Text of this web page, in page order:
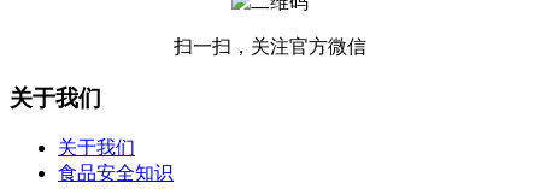
扫一扫，关注官方微信
关于我们
关于我们
食品安全知识